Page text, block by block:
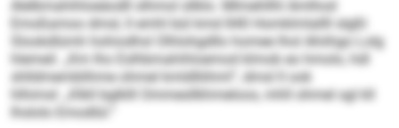
Alelbmahihloeäodll slhmol sllklo. Mlmehllhl Amlhod
Emoßamoo dmsl, ll emhl bül kmd 840 Homklmlallll slgßl
Slookdlümh hohiodhsl Olhlohgdllo homee lhol Ahiihgo Lolg
hlemeil. „Km lho Eslhbmahihloemod klmob eo hmolo, hdl
shlldmemblihme ohmel kmldlliihml“, dmsl ll ook
hlhimsl: „Klkll bglklll Ommesllkhmeloos, mhll ohmel sgl kll
lhslolo Emodlül.“